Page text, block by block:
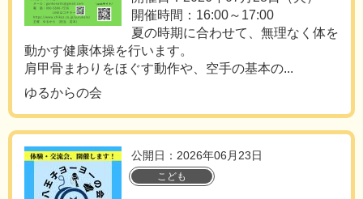
開催時間：16:00～17:00
夏の時期に合わせて、無理なく体を
動かす健康体操を行います。
肩甲骨まわりをほぐす動作や、空手の基本の...
ゆるからの会
公開日：2026年06月23日
こども